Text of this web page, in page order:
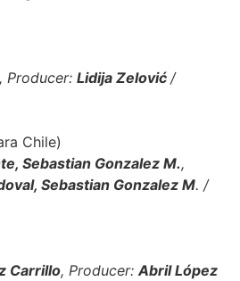
, Producer: Lidija Zelović /
Chile)
Sebastian Gonzalez M.,
Sebastian Gonzalez M. /
Carrillo, Producer: Abril López